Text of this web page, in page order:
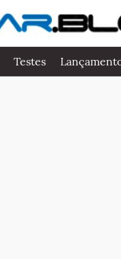
Testes